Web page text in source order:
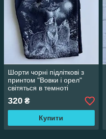
Шорти чорні підліткові з
принтом "Вовки і орел"
світяться в темноті
320 ₴
Купити